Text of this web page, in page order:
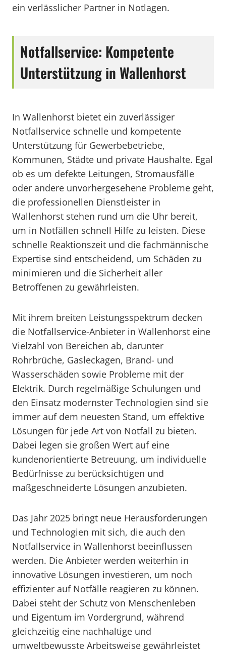
ein verlässlicher Partner in Notlagen.
Notfallservice: Kompetente
Unterstützung in Wallenhorst
In Wallenhorst bietet ein zuverlässiger
Notfallservice schnelle und kompetente
Unterstützung für Gewerbebetriebe,
Kommunen, Städte und private Haushalte. Egal
ob es um defekte Leitungen, Stromausfälle
oder andere unvorhergesehene Probleme geht,
die professionellen Dienstleister in
Wallenhorst stehen rund um die Uhr bereit,
um in Notfällen schnell Hilfe zu leisten. Diese
schnelle Reaktionszeit und die fachmännische
Expertise sind entscheidend, um Schäden zu
minimieren und die Sicherheit aller
Betroffenen zu gewährleisten.
Mit ihrem breiten Leistungsspektrum decken
die Notfallservice-Anbieter in Wallenhorst eine
Vielzahl von Bereichen ab, darunter
Rohrbrüche, Gasleckagen, Brand- und
Wasserschäden sowie Probleme mit der
Elektrik. Durch regelmäßige Schulungen und
den Einsatz modernster Technologien sind sie
immer auf dem neuesten Stand, um effektive
Lösungen für jede Art von Notfall zu bieten.
Dabei legen sie großen Wert auf eine
kundenorientierte Betreuung, um individuelle
Bedürfnisse zu berücksichtigen und
maßgeschneiderte Lösungen anzubieten.
Das Jahr 2025 bringt neue Herausforderungen
und Technologien mit sich, die auch den
Notfallservice in Wallenhorst beeinflussen
werden. Die Anbieter werden weiterhin in
innovative Lösungen investieren, um noch
effizienter auf Notfälle reagieren zu können.
Dabei steht der Schutz von Menschenleben
und Eigentum im Vordergrund, während
gleichzeitig eine nachhaltige und
umweltbewusste Arbeitsweise gewährleistet